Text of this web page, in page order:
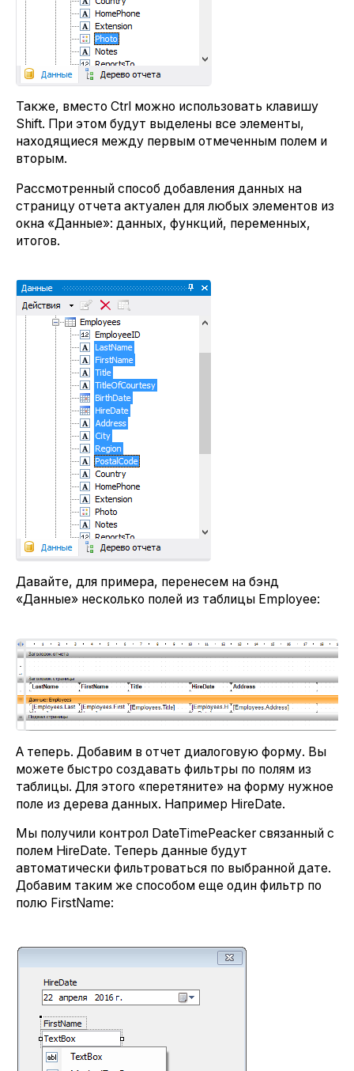
Также, вместо Ctrl можно использовать клавишу
Shift. При этом будут выделены все элементы,
находящиеся между первым отмеченным полем и
вторым.
Рассмотренный способ добавления данных на
страницу отчета актуален для любых элементов из
окна «Данные»: данных, функций, переменных,
итогов.
Давайте, для примера, перенесем на бэнд
«Данные» несколько полей из таблицы Employee:
А теперь. Добавим в отчет диалоговую форму. Вы
можете быстро создавать фильтры по полям из
таблицы. Для этого «перетяните» на форму нужное
поле из дерева данных. Например HireDate.
Мы получили контрол DateTimePeacker связанный с
полем HireDate. Теперь данные будут
автоматически фильтроваться по выбранной дате.
Добавим таким же способом еще один фильтр по
полю FirstName: